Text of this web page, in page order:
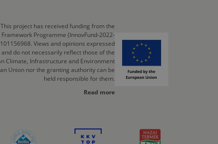
project has received funding from the
Programme (InnovFund-2022-
Views and opinions expressed
do not necessarily reflect those of the
Climate, Infrastructure and Environment
Union nor the granting authority can be
held responsible for them.
Read more